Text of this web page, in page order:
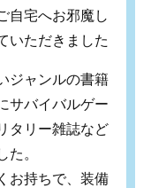
自宅へお邪魔し
いただきました
ジャンルの書籍
サバイバルゲー
タリー雑誌など
た。
お持ちで、装備